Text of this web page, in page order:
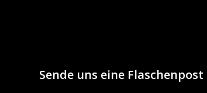
Sende uns eine Flaschenpost